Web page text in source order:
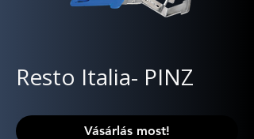
Resto Italia- PINZ
Vásárlás most!